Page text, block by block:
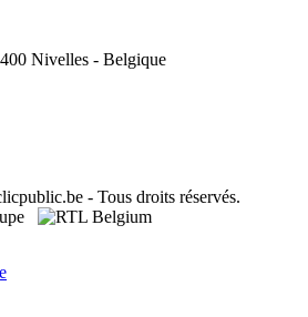
Nivelles - Belgique
- Tous droits réservés.